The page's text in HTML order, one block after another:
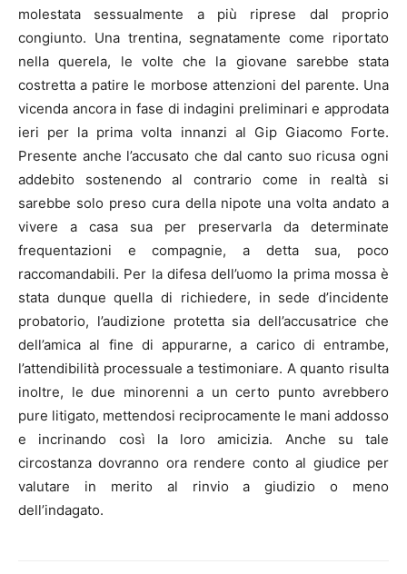
molestata sessualmente a più riprese dal proprio
congiunto. Una trentina, segnatamente come riportato
nella querela, le volte che la giovane sarebbe stata
costretta a patire le morbose attenzioni del parente. Una
vicenda ancora in fase di indagini preliminari e approdata
ieri per la prima volta innanzi al Gip Giacomo Forte.
Presente anche l’accusato che dal canto suo ricusa ogni
addebito sostenendo al contrario come in realtà si
sarebbe solo preso cura della nipote una volta andato a
vivere a casa sua per preservarla da determinate
frequentazioni e compagnie, a detta sua, poco
raccomandabili. Per la difesa dell’uomo la prima mossa è
stata dunque quella di richiedere, in sede d’incidente
probatorio, l’audizione protetta sia dell’accusatrice che
dell’amica al fine di appurarne, a carico di entrambe,
l’attendibilità processuale a testimoniare. A quanto risulta
inoltre, le due minorenni a un certo punto avrebbero
pure litigato, mettendosi reciprocamente le mani addosso
e incrinando così la loro amicizia. Anche su tale
circostanza dovranno ora rendere conto al giudice per
valutare in merito al rinvio a giudizio o meno
dell’indagato.